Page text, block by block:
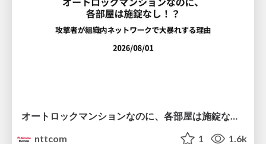
nttcom
1 1.6k